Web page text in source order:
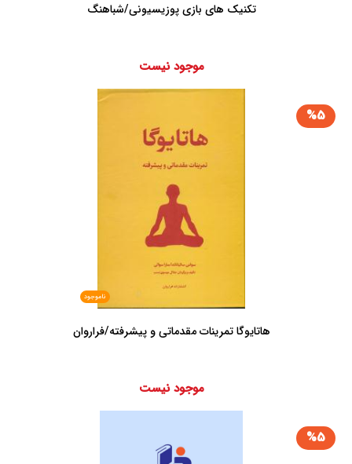
تکنیک های بازی پوزیسیونی/شباهنگ
موجود نیست
%5
ناموجود
هاتایوگا تمرینات مقدماتی و پیشرفته/فراروان
موجود نیست
%5